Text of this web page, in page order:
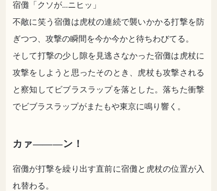
宿儺「クソが...ニヒッ」
不敵に笑う宿儺は虎杖の連続で襲いかかる打撃を防
ぎつつ、攻撃の瞬間を今か今かと待ちわびてる。
そして打撃の少し隙を見逃さなかった宿儺は虎杖に
攻撃をしようと思ったそのとき、虎杖も攻撃される
と察知してビブラスラップを落とした。落ちた衝撃
でビブラスラップがまたもや東京に鳴り響く。
カァ―――ン！
宿儺が打撃を繰り出す直前に宿儺と虎杖の位置が入
れ替わる。